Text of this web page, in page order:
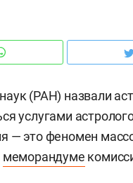
(РАН) назвали
услугами
— это феномен
меморандуме